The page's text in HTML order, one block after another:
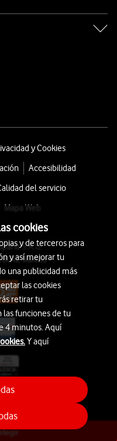
y Cookies
Accesibilidad
del servicio
Mapa Web
S.A.U.
Madrid
cookies
y de terceros para
y así mejorar tu
una publicidad más
las cookies
retirar tu
funciones de tu
4 minutos. Aquí
Y aquí